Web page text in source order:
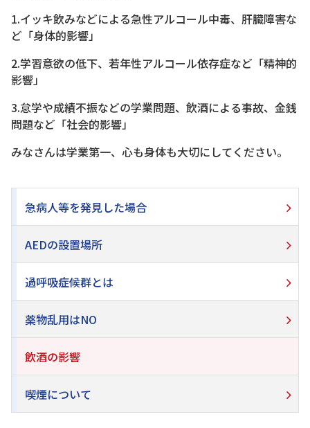
1.イッキ飲みなどによる急性アルコール中毒、肝臓障害な
ど「身体的影響」
2.学習意欲の低下、若年性アルコール依存症など「精神的
影響」
3.怠学や成績不振などの学業問題、飲酒による事故、金銭
問題など「社会的影響」
みなさんは学業第一、心も身体も大切にしてください。
急病人等を発見した場合
AEDの設置場所
過呼吸症候群とは
薬物乱用はNO
飲酒の影響
喫煙について